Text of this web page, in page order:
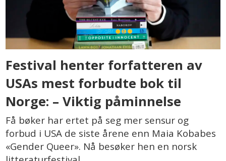
Festival henter forfatteren av
USAs mest forbudte bok til
Norge: – Viktig påminnelse
Få bøker har ertet på seg mer sensur og
forbud i USA de siste årene enn Maia Kobabes
«Gender Queer». Nå besøker hen en norsk